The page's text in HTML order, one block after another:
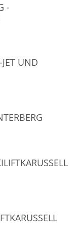
-
UND